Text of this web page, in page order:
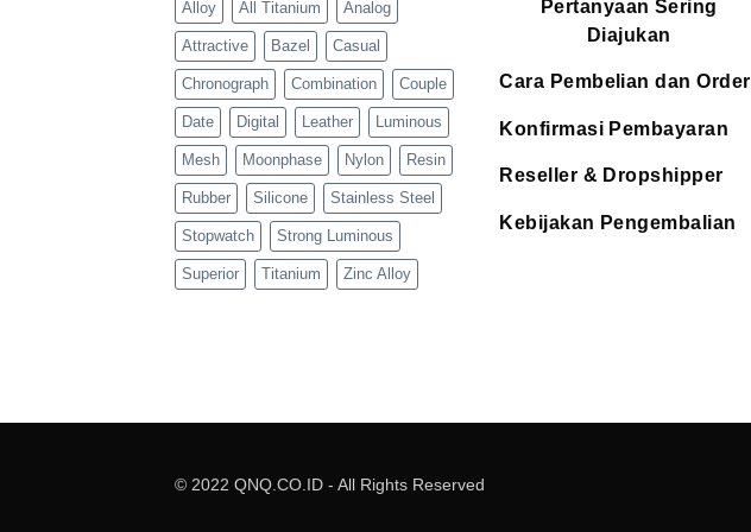
Alloy All Titanium Analog
Attractive Bazel Casual
Chronograph Combination Couple
Date Digital Leather Luminous
Mesh Moonphase Nylon Resin
Rubber Silicone Stainless Steel
Stopwatch Strong Luminous
Superior Titanium Zinc Alloy
Pertanyaan Sering
Diajukan
Cara Pembelian dan Order
Konfirmasi Pembayaran
Reseller & Dropshipper
Kebijakan Pengembalian
© 2022 QNQ.CO.ID - All Rights Reserved